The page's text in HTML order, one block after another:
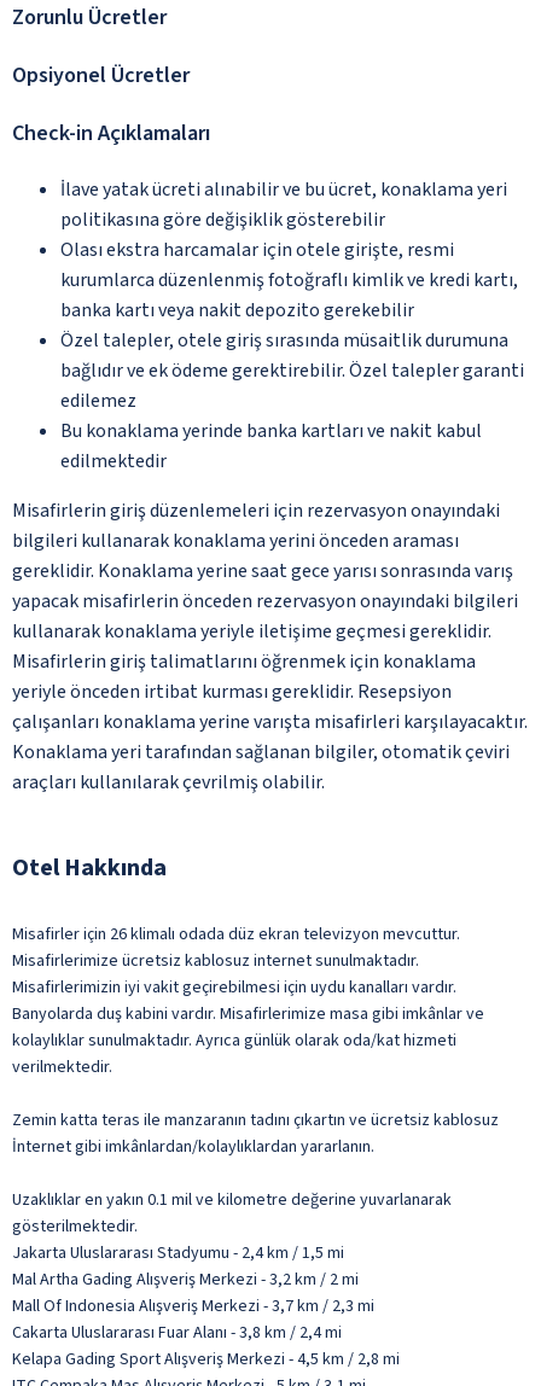
Zorunlu Ücretler
Opsiyonel Ücretler
Check-in Açıklamaları
İlave yatak ücreti alınabilir ve bu ücret, konaklama yeri
politikasına göre değişiklik gösterebilir
Olası ekstra harcamalar için otele girişte, resmi
kurumlarca düzenlenmiş fotoğraflı kimlik ve kredi kartı,
banka kartı veya nakit depozito gerekebilir
Özel talepler, otele giriş sırasında müsaitlik durumuna
bağlıdır ve ek ödeme gerektirebilir. Özel talepler garanti
edilemez
Bu konaklama yerinde banka kartları ve nakit kabul
edilmektedir
Misafirlerin giriş düzenlemeleri için rezervasyon onayındaki
bilgileri kullanarak konaklama yerini önceden araması
gereklidir. Konaklama yerine saat gece yarısı sonrasında varış
yapacak misafirlerin önceden rezervasyon onayındaki bilgileri
kullanarak konaklama yeriyle iletişime geçmesi gereklidir.
Misafirlerin giriş talimatlarını öğrenmek için konaklama
yeriyle önceden irtibat kurması gereklidir. Resepsiyon
çalışanları konaklama yerine varışta misafirleri karşılayacaktır.
Konaklama yeri tarafından sağlanan bilgiler, otomatik çeviri
araçları kullanılarak çevrilmiş olabilir.
Otel Hakkında
Misafirler için 26 klimalı odada düz ekran televizyon mevcuttur.
Misafirlerimize ücretsiz kablosuz internet sunulmaktadır.
Misafirlerimizin iyi vakit geçirebilmesi için uydu kanalları vardır.
Banyolarda duş kabini vardır. Misafirlerimize masa gibi imkânlar ve
kolaylıklar sunulmaktadır. Ayrıca günlük olarak oda/kat hizmeti
verilmektedir.
Zemin katta teras ile manzaranın tadını çıkartın ve ücretsiz kablosuz
İnternet gibi imkânlardan/kolaylıklardan yararlanın.
Uzaklıklar en yakın 0.1 mil ve kilometre değerine yuvarlanarak
gösterilmektedir.
Jakarta Uluslararası Stadyumu - 2,4 km / 1,5 mi
Mal Artha Gading Alışveriş Merkezi - 3,2 km / 2 mi
Mall Of Indonesia Alışveriş Merkezi - 3,7 km / 2,3 mi
Cakarta Uluslararası Fuar Alanı - 3,8 km / 2,4 mi
Kelapa Gading Sport Alışveriş Merkezi - 4,5 km / 2,8 mi